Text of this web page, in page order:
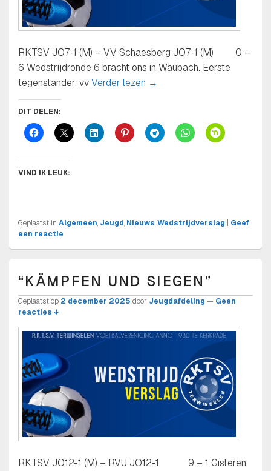
RKTSV JO7-1 (M) – VV Schaesberg JO7-1 (M) 0 –
6 Wedstrijdronde 6 bracht ons in Waubach. Eerste
tegenstander, vvVerder lezen Zaterdag 06-12-2025 6e
→
DIT DELEN:
VIND IK LEUK:
Geplaatst in Algemeen, Jeugd, Nieuws,Wedstrijdverslag
Geef
een reactie
“KÄMPFEN UND SIEGEN”
Geplaatst op 2 december 2025 door Jeugdafdeling — Geen
reacties ↓
RKTSV JO12-1 (M) – RVU JO12-1 9 – 1 Gisteren